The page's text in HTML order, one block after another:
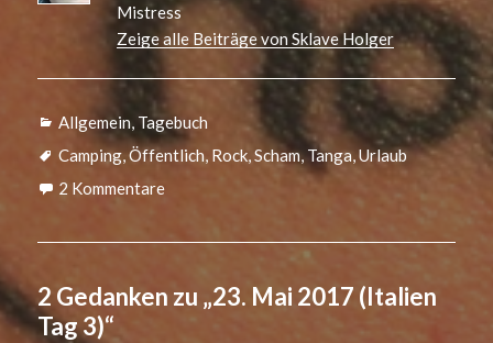
Mistress
Zeige alle Beiträge von Sklave Holger
Kategorien
Allgemein, Tagebuch
Schlagwörter
Camping,Öffentlich, Rock,Scham,Tanga,Urlaub
2 Kommentare
2 Gedanken zu „23. Mai 2017 (Italien
Tag 3)“